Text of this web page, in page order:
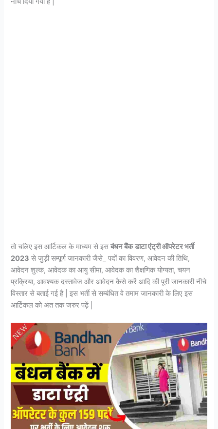
तो चलिए इस आर्टिकल के माध्यम से इसबंधन बैंक डाटा एंट्री ऑपरेटरभर्ती
2023 से जुड़ी सम्पूर्ण जानकारी जैसे_ पदों का विवरण, आवेदन की तिथि,
आवेदन शुल्क, आवेदक का आयु सीमा, आवेदक का शैक्षणिक योग्यता, चयन
प्रक्रिया, आवश्यक दस्तावेज और आवेदन कैसे करें आदि की पूरी जानकारी नीचे
विस्तार से बताई गई है | इस भर्ती से सम्बंधित वे तमाम जानकारी के लिए इस
आर्टिकल को अंत तक जरुर पढ़ें |